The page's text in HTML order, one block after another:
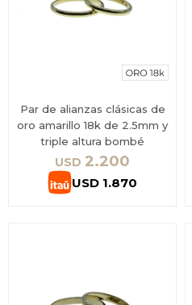
Par de alianzas clásicas de
oro amarillo 18k de 2.5mm y
triple altura bombé
USD 2.200
USD 1.870